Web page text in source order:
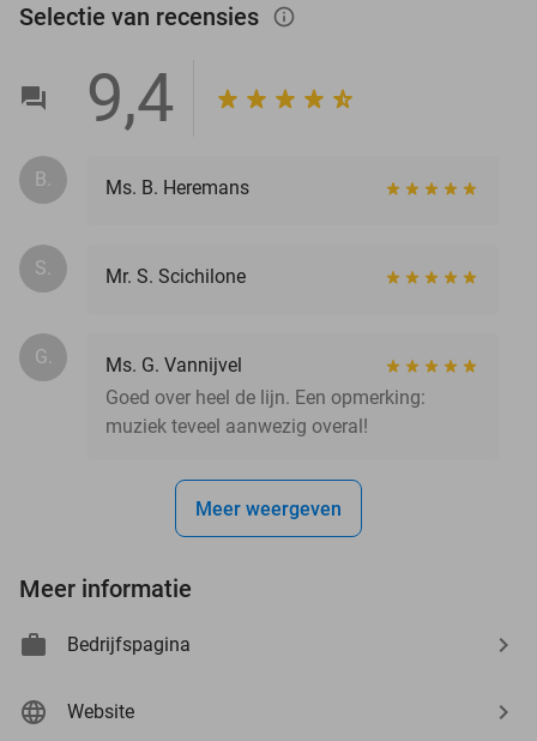
Selectie van recensies info_outlined
9,4
B. Ms. B. Heremans
S. Mr. S. Scichilone
G.
Ms. G. Vannijvel
Goed over heel de lijn. Een opmerking:
muziek teveel aanwezig overal!
Meer weergeven
Meer informatie
Bedrijfspagina
Website